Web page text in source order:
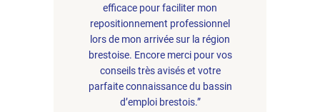
efficace pour faciliter mon
repositionnement professionnel
lors de mon arrivée sur la région
brestoise. Encore merci pour vos
conseils très avisés et votre
parfaite connaissance du bassin
d’emploi brestois.”